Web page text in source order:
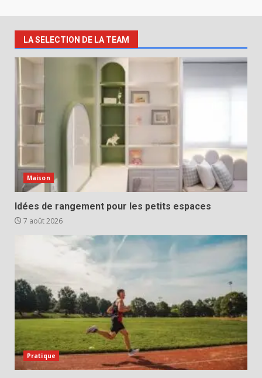
LA SELECTION DE LA TEAM
Maison
Idées de rangement pour les petits espaces
7 août 2026
Pratique